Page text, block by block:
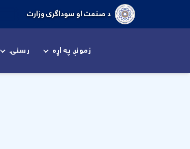
د صنعت او سوداګری وزارت
زمونږ په اړه رسنۍ